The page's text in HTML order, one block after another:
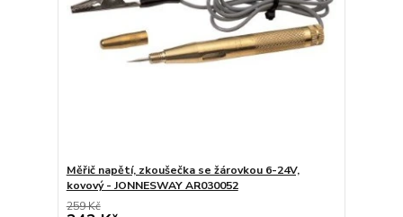
Měřič napětí, zkoušečka se žárovkou 6-24V,
kovový - JONNESWAY AR030052
259 Kč